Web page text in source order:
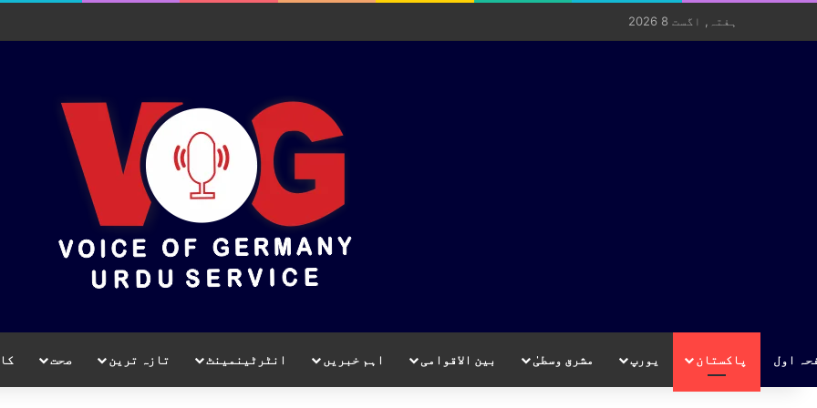
ہفتہ, اگست 8 2026
اول پاکستان یورپ مشرق وسطیٰ بین الاقوامی اہم خبریں انٹرٹینمینٹ تازہ ترین صحت